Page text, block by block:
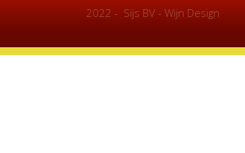
2022 - Sijs BV - Wijn Design